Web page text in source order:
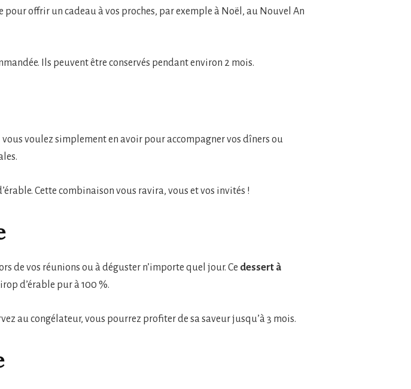
offrir un cadeau à vos proches, par exemple à Noël, au Nouvel An
Ils peuvent être conservés pendant environ 2 mois.
voulez simplement en avoir pour accompagner vos dîners ou
Cette combinaison vous ravira, vous et vos invités !
de vos réunions ou à déguster n’importe quel jour. Ce dessert à
d’érable pur à 100 %.
au congélateur, vous pourrez profiter de sa saveur jusqu’à 3 mois.